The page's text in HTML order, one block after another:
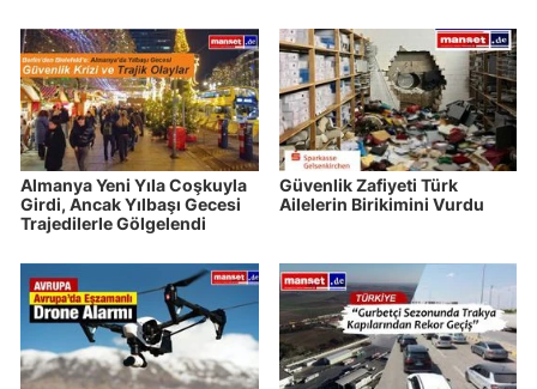
Almanya Yeni Yıla Coşkuyla
Girdi, Ancak Yılbaşı Gecesi
Trajedilerle Gölgelendi
Güvenlik Zafiyeti Türk
Ailelerin Birikimini Vurdu